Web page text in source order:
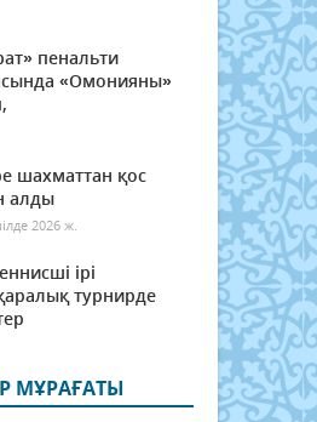
пенальти
«Омонияны»
шахматтан қос
алды
2026 ж.
ірі
турнирде
МҰРАҒАТЫ